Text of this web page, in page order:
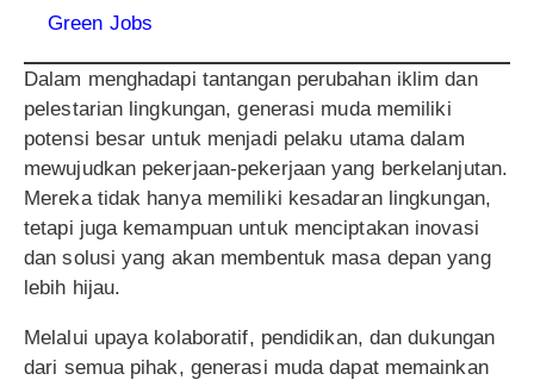
Green Jobs
Dalam menghadapi tantangan perubahan iklim dan
pelestarian lingkungan, generasi muda memiliki
potensi besar untuk menjadi pelaku utama dalam
mewujudkan pekerjaan-pekerjaan yang berkelanjutan.
Mereka tidak hanya memiliki kesadaran lingkungan,
tetapi juga kemampuan untuk menciptakan inovasi
dan solusi yang akan membentuk masa depan yang
lebih hijau.
Melalui upaya kolaboratif, pendidikan, dan dukungan
dari semua pihak, generasi muda dapat memainkan